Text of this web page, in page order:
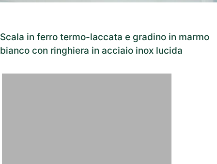
Scala in ferro termo-laccata e gradino in marmo
bianco con ringhiera in acciaio inox lucida